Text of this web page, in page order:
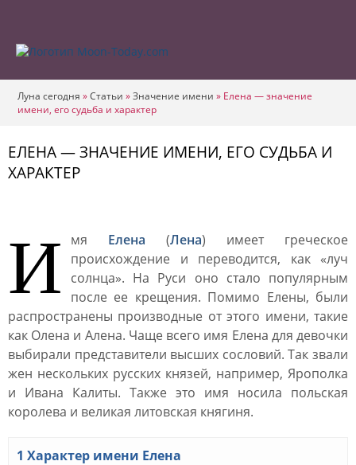
Луна сегодня »Статьи »Значение имени » Елена — значение
имени, его судьба и характер
ЕЛЕНА — ЗНАЧЕНИЕ ИМЕНИ, ЕГО СУДЬБА И
ХАРАКТЕР
И мя Елена (Лена) имеет греческое
происхождение и переводится, как «луч
солнца». На Руси оно стало популярным
после ее крещения. Помимо Елены, были
распространены производные от этого имени, такие
как Олена и Алена. Чаще всего имя Елена для девочки
выбирали представители высших сословий. Так звали
жен нескольких русских князей, например, Ярополка
и Ивана Калиты. Также это имя носила польская
королева и великая литовская княгиня.
1 Характер имени Елена